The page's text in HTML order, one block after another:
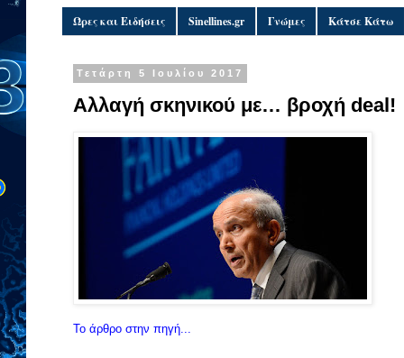
Ώρες και Ειδήσεις Sinellines.gr Γνώμες Κάτσε Κάτω
Τετάρτη 5 Ιουλίου 2017
Αλλαγή σκηνικού με… βροχή deal!
Το άρθρο στην πηγή...